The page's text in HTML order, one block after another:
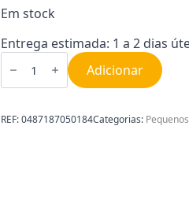
Em stock
Entrega estimada: 1 a 2 dias
Quantidade
de
Universal
Caldeira
do
Adicionar
REF:0487187050184Categorias: